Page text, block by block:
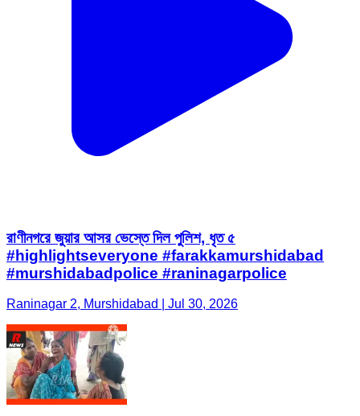
রাণীনগরে জুয়ার আসর ভেস্তে দিল পুলিশ, ধৃত ৫
#highlightseveryone #farakkamurshidabad
#murshidabadpolice #raninagarpolice
Raninagar 2, Murshidabad | Jul 30, 2026